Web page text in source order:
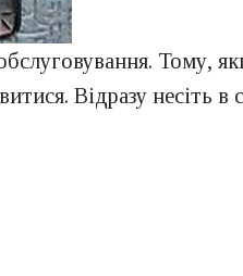
Тому,
Відразу несіть в